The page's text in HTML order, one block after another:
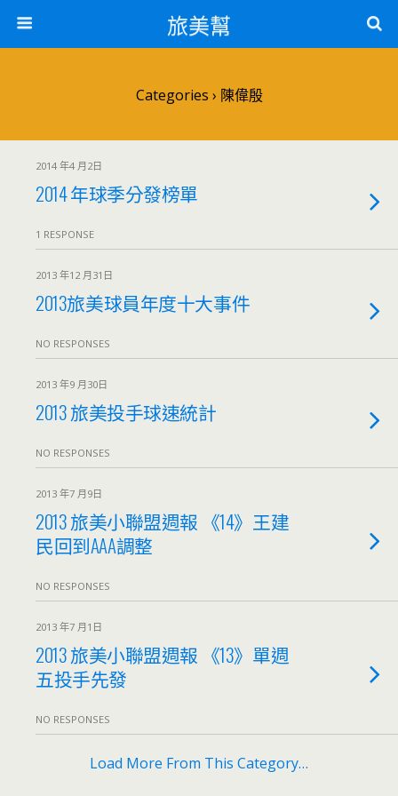
旅美幫
Categories › 陳偉殷
2014 年4 月2日
2014 年球季分發榜單
1 RESPONSE
2013 年12 月31日
2013旅美球員年度十大事件
NO RESPONSES
2013 年9 月30日
2013 旅美投手球速統計
NO RESPONSES
2013 年7 月9日
2013 旅美小聯盟週報 《14》王建
民回到AAA調整
NO RESPONSES
2013 年7 月1日
2013 旅美小聯盟週報 《13》單週
五投手先發
NO RESPONSES
Load More From This Category…